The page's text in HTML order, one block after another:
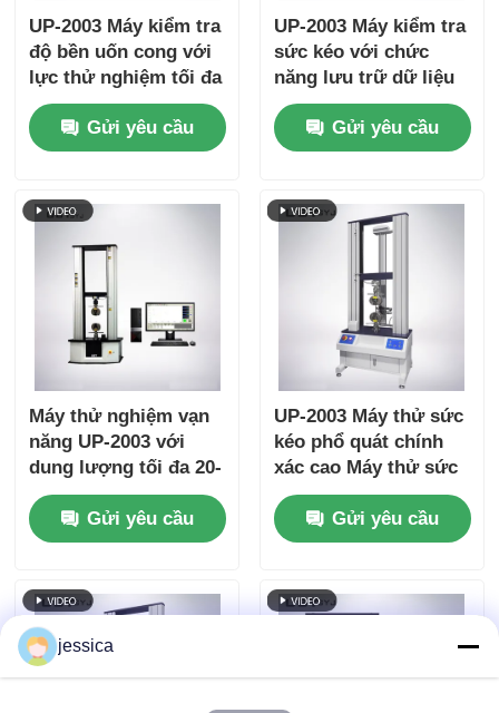
UP-2003 Máy kiểm tra
độ bền uốn cong với
lực thử nghiệm tối đa
từ 1kN đến 1000 kN,
độ chính xác ± 1,0%
và nhịp kéo hiệu quả
Gửi yêu cầu
UP-2003 Máy kiểm tra
sức kéo với chức
năng lưu trữ dữ liệu
hiển thị đường cong
thời gian thực và độ
chính xác ± 0,5%
Gửi yêu cầu
Máy thử nghiệm vạn
năng UP-2003 với
dung lượng tối đa 20-
100000kN, độ chính
xác ±0.5% và động cơ
AC Servo cho các bài
uốn
Gửi yêu cầu
UP-2003 Máy thử sức
kéo phổ quát chính
xác cao Máy thử sức
kéo bền
Gửi yêu cầu
jessica